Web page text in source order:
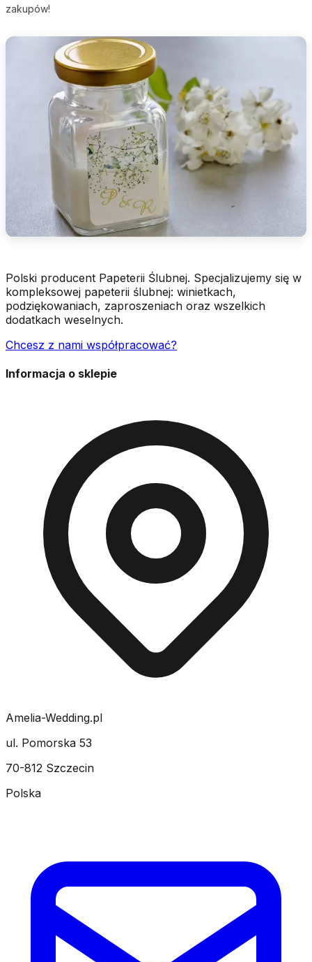
zakupów!
Polski producent Papeterii Ślubnej. Specjalizujemy się w
kompleksowej papeterii ślubnej: winietkach,
podziękowaniach, zaproszeniach oraz wszelkich
dodatkach weselnych.
Chcesz z nami współpracować?
Informacja o sklepie
Amelia-Wedding.pl
ul. Pomorska 53
70-812 Szczecin
Polska